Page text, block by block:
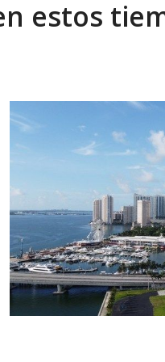
nueva vigilia en El
estos